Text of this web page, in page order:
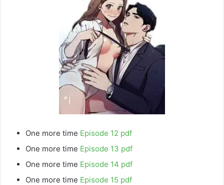
One more time Episode 12 pdf
One more time Episode 13 pdf
One more time Episode 14 pdf
One more time Episode 15 pdf